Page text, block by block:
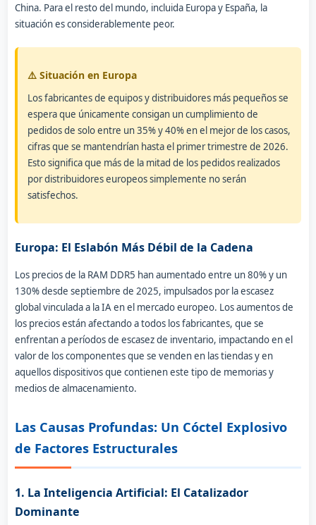
China. Para el resto del mundo, incluida Europa y España, la
situación es considerablemente peor.
⚠️ Situación en Europa
Los fabricantes de equipos y distribuidores más pequeños se
espera que únicamente consigan un cumplimiento de
pedidos de solo entre un 35% y 40% en el mejor de los casos,
cifras que se mantendrían hasta el primer trimestre de 2026.
Esto significa que más de la mitad de los pedidos realizados
por distribuidores europeos simplemente no serán
satisfechos.
Europa: El Eslabón Más Débil de la Cadena
Los precios de la RAM DDR5 han aumentado entre un 80% y un
130% desde septiembre de 2025, impulsados por la escasez
global vinculada a la IA en el mercado europeo. Los aumentos de
los precios están afectando a todos los fabricantes, que se
enfrentan a períodos de escasez de inventario, impactando en el
valor de los componentes que se venden en las tiendas y en
aquellos dispositivos que contienen este tipo de memorias y
medios de almacenamiento.
Las Causas Profundas: Un Cóctel Explosivo
de Factores Estructurales
1. La Inteligencia Artificial: El Catalizador
Dominante